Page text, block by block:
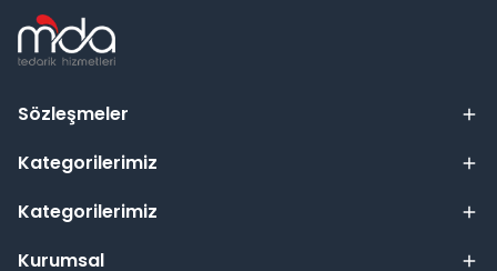
Sözleşmeler
Kategorilerimiz
Kategorilerimiz
Kurumsal